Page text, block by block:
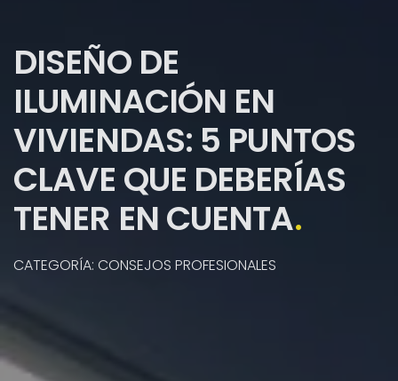
DISEÑO DE
ILUMINACIÓN EN
VIVIENDAS: 5 PUNTOS
CLAVE QUE DEBERÍAS
TENER EN CUENTA.
CATEGORÍA: CONSEJOS PROFESIONALES